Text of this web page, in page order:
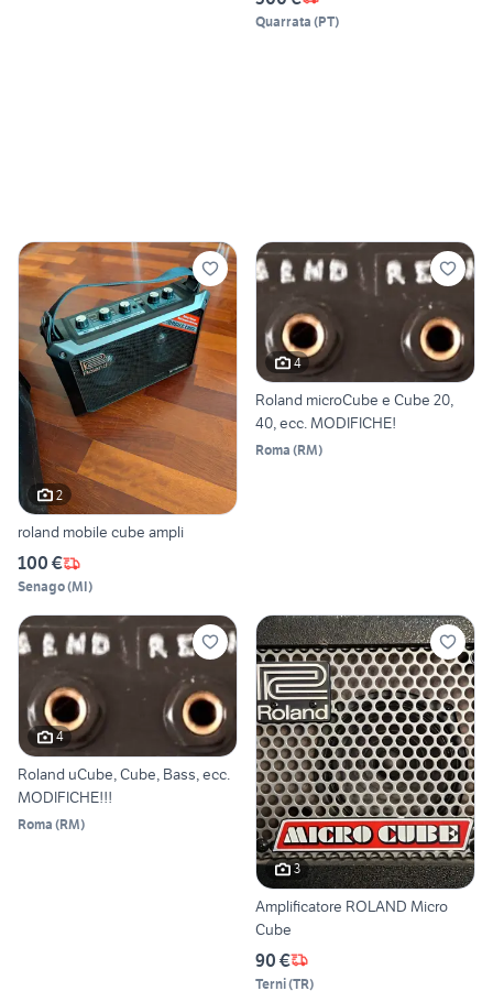
Quarrata (PT)
2
roland mobile cube ampli
100 €
Senago(MI)
4
Roland microCube e Cube 20,
40, ecc. MODIFICHE!
Roma (RM)
4
Roland uCube, Cube, Bass, ecc.
MODIFICHE!!!
Roma (RM)
3
Amplificatore ROLAND Micro
Cube
90 €
Terni(TR)